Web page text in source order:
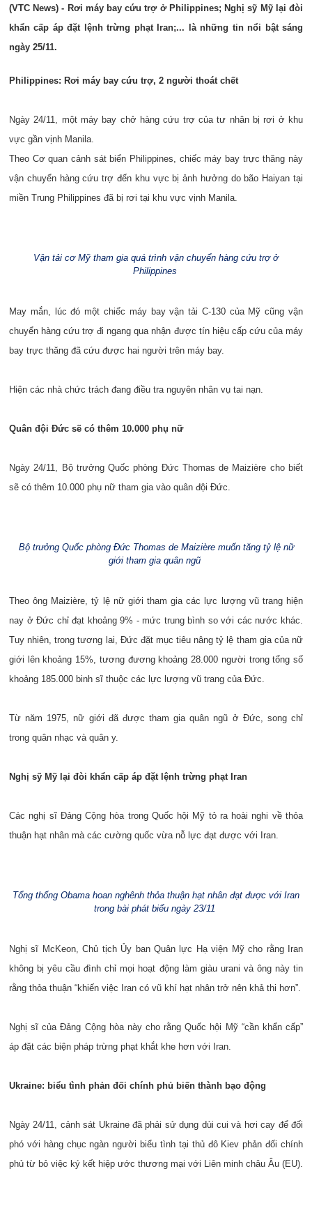
(VTC News) - Rơi máy bay cứu trợ ở Philippines; Nghị sỹ Mỹ lại đòi
khẩn cấp áp đặt lệnh trừng phạt Iran;... là những tin nổi bật sáng
ngày 25/11.
Philippines: Rơi máy bay cứu trợ, 2 người thoát chết
Ngày 24/11, một máy bay chở hàng cứu trợ của tư nhân bị rơi ở khu
vực gần vịnh Manila.
Theo Cơ quan cảnh sát biển Philippines, chiếc máy bay trực thăng này
vận chuyển hàng cứu trợ đến khu vực bị ảnh hưởng do bão Haiyan tại
miền Trung Philippines đã bị rơi tại khu vực vịnh Manila.
Vận tải cơ Mỹ tham gia quá trình vận chuyển hàng cứu trợ ở
Philippines
May mắn, lúc đó một chiếc máy bay vận tải C-130 của Mỹ cũng vận
chuyển hàng cứu trợ đi ngang qua nhận được tín hiệu cấp cứu của máy
bay trực thăng đã cứu được hai người trên máy bay.
Hiện các nhà chức trách đang điều tra nguyên nhân vụ tai nạn.
Quân đội Đức sẽ có thêm 10.000 phụ nữ
Ngày 24/11, Bộ trưởng Quốc phòng Đức Thomas de Maizière cho biết
sẽ có thêm 10.000 phụ nữ tham gia vào quân đội Đức.
Bộ trưởng Quốc phòng Đức Thomas de Maizière muốn tăng tỷ lệ nữ
giới tham gia quân ngũ
Theo ông Maizière, tỷ lệ nữ giới tham gia các lực lượng vũ trang hiện
nay ở Đức chỉ đạt khoảng 9% - mức trung bình so với các nước khác.
Tuy nhiên, trong tương lai, Đức đặt mục tiêu nâng tỷ lệ tham gia của nữ
giới lên khoảng 15%, tương đương khoảng 28.000 người trong tổng số
khoảng 185.000 binh sĩ thuộc các lực lượng vũ trang của Đức.
Từ năm 1975, nữ giới đã được tham gia quân ngũ ở Đức, song chỉ
trong quân nhạc và quân y.
Nghị sỹ Mỹ lại đòi khẩn cấp áp đặt lệnh trừng phạt Iran
Các nghị sĩ Đảng Cộng hòa trong Quốc hội Mỹ tỏ ra hoài nghi về thỏa
thuận hạt nhân mà các cường quốc vừa nỗ lực đạt được với Iran.
Tổng thống Obama hoan nghênh thỏa thuận hạt nhân đạt được với Iran
trong bài phát biểu ngày 23/11
Nghị sĩ McKeon, Chủ tịch Ủy ban Quân lực Hạ viện Mỹ cho rằng Iran
không bị yêu cầu đình chỉ mọi hoạt động làm giàu urani và ông này tin
rằng thỏa thuận “khiến việc Iran có vũ khí hạt nhân trở nên khả thi hơn”.
Nghị sĩ của Đảng Cộng hòa này cho rằng Quốc hội Mỹ “cần khẩn cấp”
áp đặt các biện pháp trừng phạt khắt khe hơn với Iran.
Ukraine: biểu tình phản đối chính phủ biến thành bạo động
Ngày 24/11, cảnh sát Ukraine đã phải sử dụng dùi cui và hơi cay để đối
phó với hàng chục ngàn người biểu tình tại thủ đô Kiev phản đối chính
phủ từ bỏ việc ký kết hiệp ước thương mại với Liên minh châu Âu (EU).